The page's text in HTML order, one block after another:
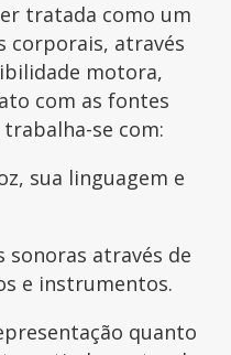
tratada como um
corporais, através
motora,
com as fontes
se com:
sua linguagem e
sonoras através de
e instrumentos.
quanto